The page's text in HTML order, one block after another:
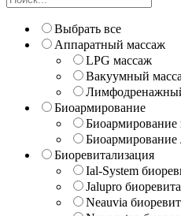
Выбрать все
Аппаратный массаж
LPG массаж
Вакуумный
Биоармирование
Биоармирование
Биоармирование
Биоревитализация
Ial-System
Jalupro
Neauvia